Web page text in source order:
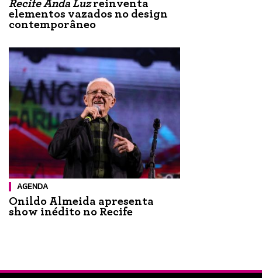
Recife Anda Luzreinventa
elementos vazados no design
contemporâneo
AGENDA
Onildo Almeida apresenta
show inédito no Recife